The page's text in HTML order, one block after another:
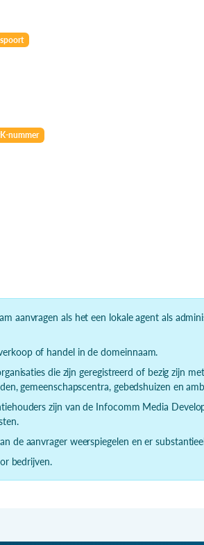
nummer
aanvragen als het een lokale agent als
of handel in de domeinnaam.
die zijn geregistreerd of bezig zijn
gemeenschapscentra, gebedshuizen en
zijn van de Infocomm Media
de aanvrager weerspiegelen en er
bedrijven.